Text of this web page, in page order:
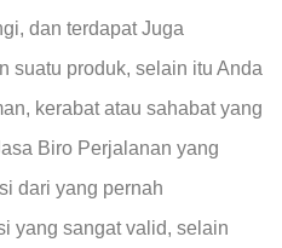
dan terdapat Juga
suatu produk, selain itu Anda
kerabat atau sahabat yang
Biro Perjalanan yang
dari yang pernah
yang sangat valid, selain